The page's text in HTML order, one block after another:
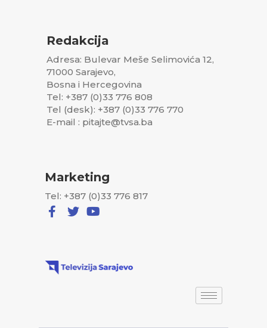
Redakcija
Adresa: Bulevar Meše Selimovića 12,
71000 Sarajevo,
Bosna i Hercegovina
Tel: +387 (0)33 776 808
Tel (desk): +387 (0)33 776 770
E-mail : pitajte@tvsa.ba
Marketing
Tel: +387 (0)33 776 817